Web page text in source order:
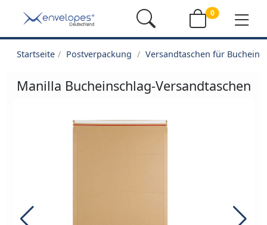
0
Startseite Postverpackung Versandtaschen für
Manilla Bucheinschlag-Versandtaschen